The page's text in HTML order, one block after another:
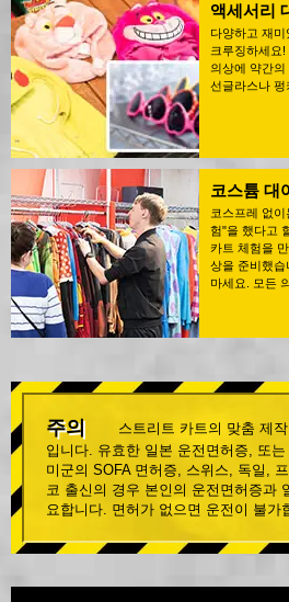
액세서리
다양하고 재미
크루징하세요!
의상에 약간
선글라스나 펑
코스튬 대
코스프레 없이
험"을 했다고
카트 체험을
상을 준비했습
마세요. 모든
주의
스트리트 카트의 맞춤 제
입니다. 유효한 일본 운전면허증, 또는
미군의 SOFA 면허증, 스위스, 독일,
코 출신의 경우 본인의 운전면허증과
요합니다. 면허가 없으면 운전이 불가